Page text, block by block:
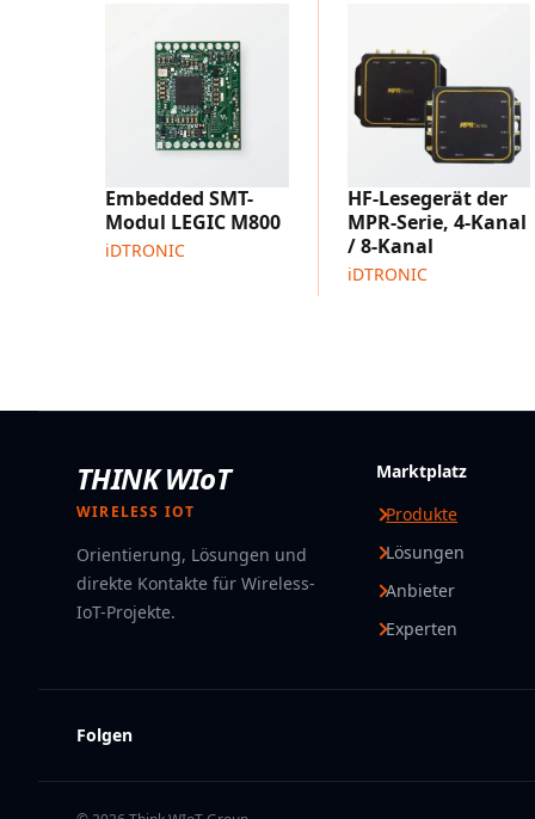
Embedded SMT-
Modul LEGIC M800
iDTRONIC
HF-Lesegerät der
MPR-Serie, 4-Kanal
/ 8-Kanal
iDTRONIC
THINK WIoT
WIRELESS IOT
Orientierung, Lösungen und
direkte Kontakte für Wireless-
IoT-Projekte.
Marktplatz
Produkte
Lösungen
Anbieter
Experten
Folgen